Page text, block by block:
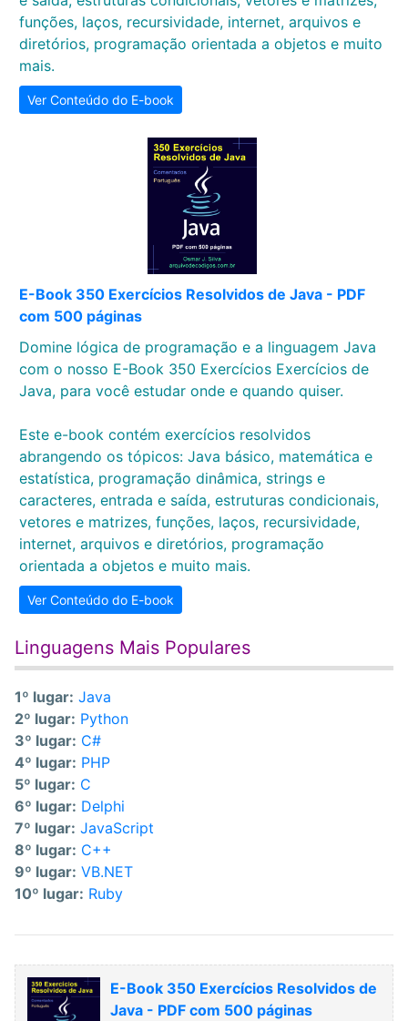
funções, laços, recursividade, internet, arquivos e
diretórios, programação orientada a objetos e muito
mais.
Ver Conteúdo do E-book
E-Book 350 Exercícios Resolvidos de Java - PDF
com 500 páginas
Domine lógica de programação e a linguagem Java
com o nosso E-Book 350 Exercícios Exercícios de
Java, para você estudar onde e quando quiser.
Este e-book contém exercícios resolvidos
abrangendo os tópicos: Java básico, matemática e
estatística, programação dinâmica, strings e
caracteres, entrada e saída, estruturas condicionais,
vetores e matrizes, funções, laços, recursividade,
internet, arquivos e diretórios, programação
orientada a objetos e muito mais.
Ver Conteúdo do E-book
Linguagens Mais Populares
1º lugar: Java
2º lugar: Python
3º lugar: C#
4º lugar: PHP
5º lugar: C
6º lugar: Delphi
7º lugar: JavaScript
8º lugar: C++
9º lugar: VB.NET
10º lugar: Ruby
E-Book 350 Exercícios Resolvidos de
Java - PDF com 500 páginas